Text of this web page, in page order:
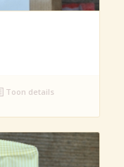
Toon details